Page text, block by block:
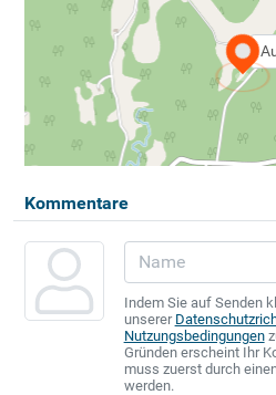
Kommentare
Indem Sie auf Senden
unserer
Nutzungsbedingungen
Gründen erscheint Ihr
muss zuerst durch
werden.